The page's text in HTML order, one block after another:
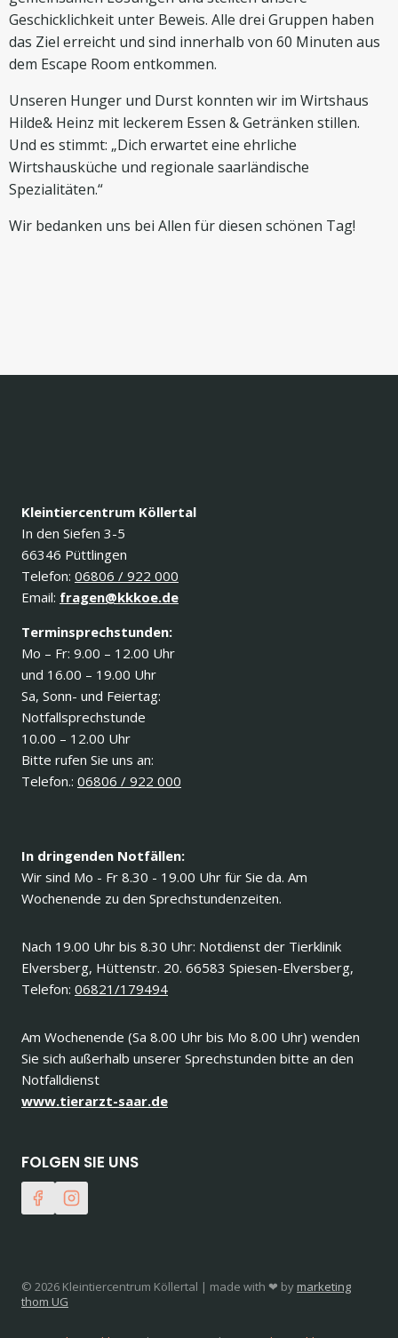
Geschicklichkeit unter Beweis. Alle drei Gruppen haben
das Ziel erreicht und sind innerhalb von 60 Minuten aus
dem Escape Room entkommen.
Unseren Hunger und Durst konnten wir im Wirtshaus
Hilde& Heinz mit leckerem Essen & Getränken stillen.
Und es stimmt: „Dich erwartet eine ehrliche
Wirtshausküche und regionale saarländische
Spezialitäten.“
Wir bedanken uns bei Allen für diesen schönen Tag!
Kleintiercentrum Köllertal
In den Siefen 3-5
66346 Püttlingen
Telefon: 06806 / 922 000
Email: fragen@kkkoe.de
Terminsprechstunden:
Mo – Fr: 9.00 – 12.00 Uhr
und 16.00 – 19.00 Uhr
Sa, Sonn- und Feiertag:
Notfallsprechstunde
10.00 – 12.00 Uhr
Bitte rufen Sie uns an:
Telefon.: 06806 / 922 000
In dringenden Notfällen:
Wir sind Mo - Fr 8.30 - 19.00 Uhr für Sie da. Am
Wochenende zu den Sprechstundenzeiten.
Nach 19.00 Uhr bis 8.30 Uhr: Notdienst der Tierklinik
Elversberg, Hüttenstr. 20. 66583 Spiesen-Elversberg,
Telefon: 06821/179494
Am Wochenende (Sa 8.00 Uhr bis Mo 8.00 Uhr) wenden
Sie sich außerhalb unserer Sprechstunden bitte an den
Notfalldienst
www.tierarzt-saar.de
FOLGEN SIE UNS
© 2026 Kleintiercentrum Köllertal | made with ❤ by marketing
thom UG